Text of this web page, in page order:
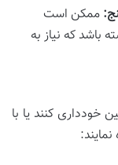
ممکن است
باشد که نیاز به
خودداری کنند یا با